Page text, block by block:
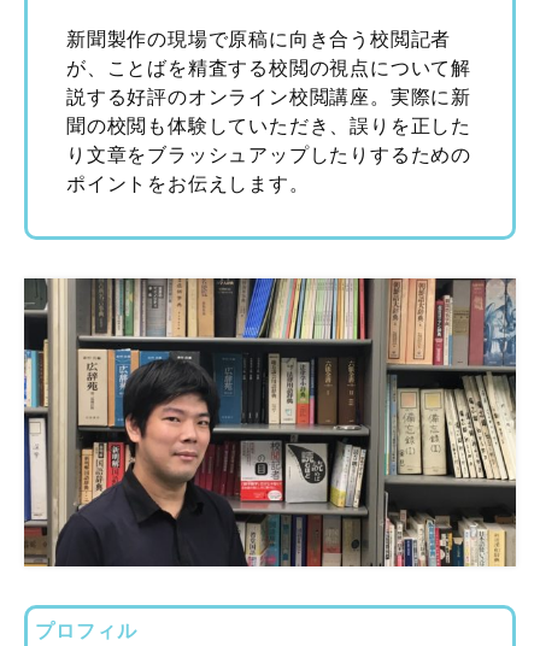
新聞製作の現場で原稿に向き合う校閲記者
が、ことばを精査する校閲の視点について解
説する好評のオンライン校閲講座。実際に新
聞の校閲も体験していただき、誤りを正した
り文章をブラッシュアップしたりするための
ポイントをお伝えします。
プロフィル